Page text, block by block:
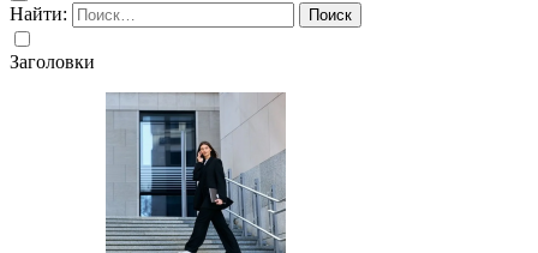
Найти:
Заголовки